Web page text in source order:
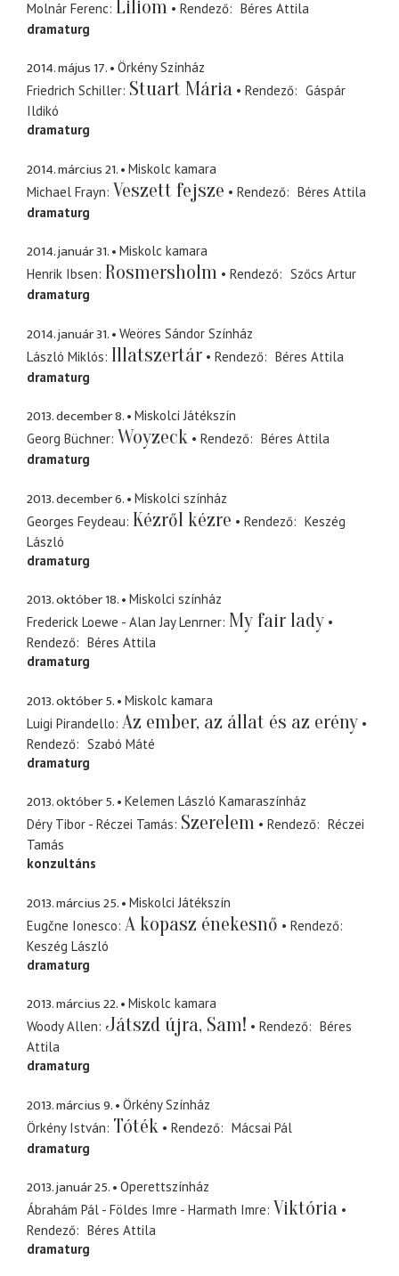
Molnár Ferenc Liliom Rendező
Béres Attila
dramaturg
2014. május 17.
Örkény Színház
Friedrich Schiller Stuart Mária Rendező
Gáspár
Ildikó
dramaturg
2014. március 21.
Miskolc kamara
Michael Frayn Veszett fejsze Rendező
Béres Attila
dramaturg
2014. január 31.
Miskolc kamara
Henrik Ibsen Rosmersholm Rendező
Szőcs Artur
dramaturg
2014. január 31.
Weöres Sándor Színház
László Miklós Illatszertár Rendező
Béres Attila
dramaturg
2013. december 8.
Miskolci Játékszín
Georg Büchner Woyzeck Rendező
Béres Attila
dramaturg
2013. december 6.
Miskolci színház
Georges Feydeau Kézről kézre Rendező
Keszég
László
dramaturg
2013. október 18.
Miskolci színház
Frederick Loewe - Alan Jay Lenrner My fair lady
Rendező
Béres Attila
dramaturg
2013. október 5.
Miskolc kamara
Luigi Pirandello Az ember, az állat és az erény
Rendező
Szabó Máté
dramaturg
2013. október 5.
Kelemen László Kamaraszínház
Déry Tibor - Réczei Tamás Szerelem Rendező
Réczei
Tamás
konzultáns
2013. március 25.
Miskolci Játékszín
Eugčne Ionesco A kopasz énekesnő
Rendező
Keszég László
dramaturg
2013. március 22.
Miskolc kamara
Woody Allen Játszd újra, Sam! Rendező
Béres
Attila
dramaturg
2013. március 9.
Örkény Színház
Örkény István Tóték Rendező
Mácsai Pál
dramaturg
2013. január 25.
Operettszínház
Ábrahám Pál - Földes Imre - Harmath Imre Viktória
Rendező
Béres Attila
dramaturg